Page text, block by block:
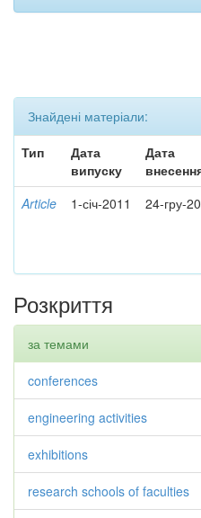
Знайдені матеріали:
Тип
Дата
випуску
Дата
Article 1-січ-2011 24-гру-
Розкриття
за темами
conferences
engineering activities
exhibitions
research schools of faculties